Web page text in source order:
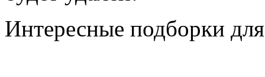
Интересные подборки